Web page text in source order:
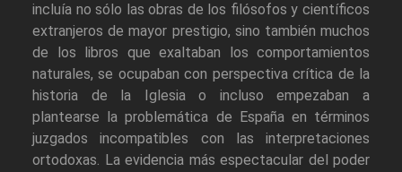
incluía no sólo las obras de los filósofos y científicos
extranjeros de mayor prestigio, sino también muchos
de los libros que exaltaban los comportamientos
naturales, se ocupaban con perspectiva crítica de la
historia de la Iglesia o incluso empezaban a
plantearse la problemática de España en términos
juzgados incompatibles con las interpretaciones
ortodoxas. La evidencia más espectacular del poder